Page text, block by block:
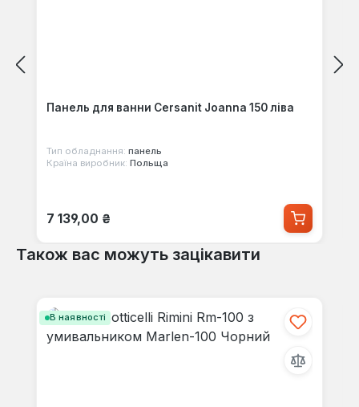
Панель для ванни Cersanit Joanna 150 ліва
Тип обладнання: панель
Країна виробник: Польща
Звичайна ціна:
7 139,00 ₴
Також вас можуть зацікавити
В наявності